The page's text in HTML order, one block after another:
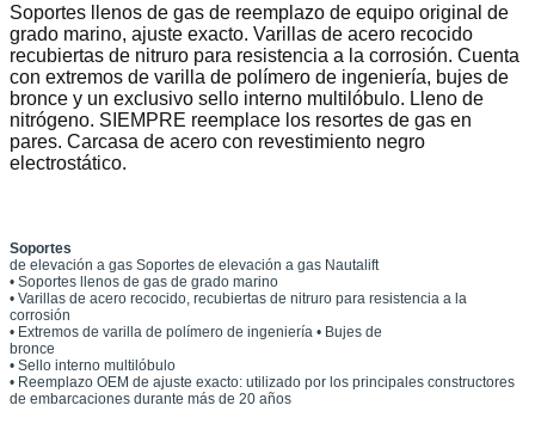
Soportes llenos de gas de reemplazo de equipo original de
grado marino, ajuste exacto. Varillas de acero recocido
recubiertas de nitruro para resistencia a la corrosión. Cuenta
con extremos de varilla de polímero de ingeniería, bujes de
bronce y un exclusivo sello interno multilóbulo. Lleno de
nitrógeno. SIEMPRE reemplace los resortes de gas en
pares. Carcasa de acero con revestimiento negro
electrostático.
Soportes
de elevación a gas Soportes de elevación a gas Nautalift
• Soportes llenos de gas de grado marino
• Varillas de acero recocido, recubiertas de nitruro para resistencia a la
corrosión
• Extremos de varilla de polímero de ingeniería • Bujes de
bronce
• Sello interno multilóbulo
• Reemplazo OEM de ajuste exacto: utilizado por los principales constructores
de embarcaciones durante más de 20 años